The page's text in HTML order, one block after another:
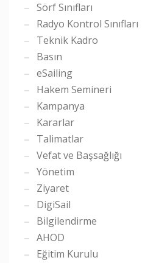
Sörf Sınıfları
Radyo Kontrol Sınıfları
Teknik Kadro
Basın
eSailing
Hakem Semineri
Kampanya
Kararlar
Talimatlar
Vefat ve Başsağlığı
Yönetim
Ziyaret
DigiSail
Bilgilendirme
AHOD
Eğitim Kurulu